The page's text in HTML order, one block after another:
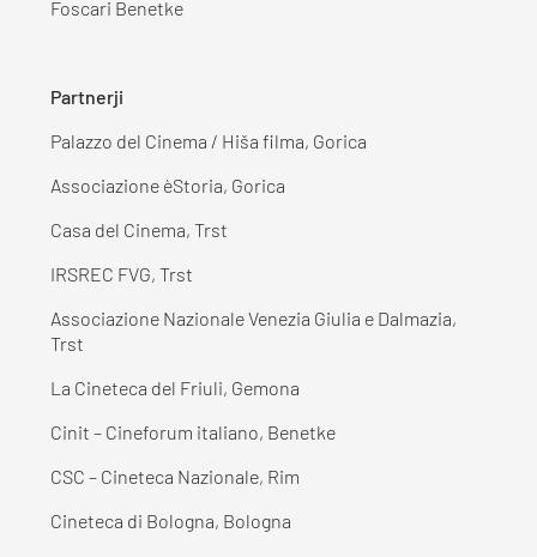
Foscari Benetke
Partnerji
Palazzo del Cinema / Hiša filma, Gorica
Associazione èStoria, Gorica
Casa del Cinema, Trst
IRSREC FVG, Trst
Associazione Nazionale Venezia Giulia e Dalmazia,
Trst
La Cineteca del Friuli, Gemona
Cinit – Cineforum italiano, Benetke
CSC – Cineteca Nazionale, Rim
Cineteca di Bologna, Bologna